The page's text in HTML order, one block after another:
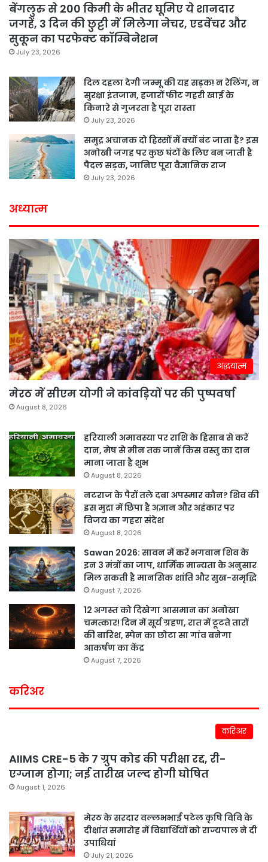
बेंगलुरु से 200 किमी के भीतर घूमिए ये शानदार
जगहें, 3 दिन की छुट्टी में मिलेगा नेचर, एडवेंचर और
सुकून का परफेक्ट कॉम्बिनेशन
July 23, 2026
दिल दहला देगी जम्मू की यह सड़क! न रेलिंग, न
सुरक्षा इंतजाम, हजारों फीट गहरी खाई के
किनारे से गुजरता है पूरा रास्ता
July 23, 2026
समुद्र अचानक दो हिस्सों में क्यों बंट जाता है? इस
अनोखी जगह पर कुछ घंटों के लिए बन जाती है
पैदल सड़क, जानिए पूरा वैज्ञानिक राज
July 23, 2026
अध्यात्म
अद्धयात्म
मेरठ में सीएम योगी ने कांवड़ियों पर की पुष्पवर्षा
August 8, 2026
हरियाली अमावस्या पर राशि के हिसाब से करें
दान, मेष से मीन तक जानें किस वस्तु का दान
माना जाता है शुभ
August 8, 2026
नटराज के पैरों तले दबा अपस्मार कौन? शिव की
इस मुद्रा में छिपा है अज्ञान और अहंकार पर
विजय का गहरा संदेश
August 8, 2026
Sawan 2026: सावन में करें भगवान शिव के
इन 3 मंत्रों का जाप, धार्मिक मान्यता के अनुसार
मिल सकती है मानसिक शांति और सुख-समृद्धि
August 7, 2026
12 अगस्त को दिखेगा आसमान का अनोखा
चमत्कार! दिन में सूर्य ग्रहण, रात में टूटते तारों
की बारिश, स्पेन का छोटा सा गांव बनेगा
आकर्षण का केंद्र
August 7, 2026
करिअर
करिअर
AIIMS CRE-5 के 7 ग्रुप कोड की परीक्षा रद्द, री-
एग्जाम होगा; नई तारीख जल्द होगी घोषित
August 1, 2026
मेरठ के सरदार वल्लभभाई पटेल कृषि विवि के
दीक्षांत समारोह में विद्यार्थियों को राज्यपाल ने दी
उपाधियां
July 21, 2026